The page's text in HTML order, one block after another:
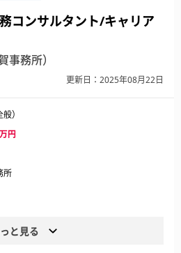
コンサルタント/キャリア
事務所）
更新日：2025年08月22日
）
円
所
と見る